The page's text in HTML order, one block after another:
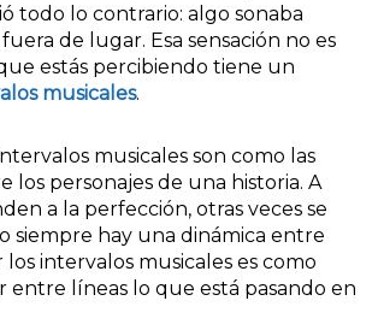
todo lo contrario: algo sonaba
de lugar. Esa sensación no es
estás percibiendo tiene un
musicales.
musicales son como las
los personajes de una historia. A
a la perfección, otras veces se
siempre hay una dinámica entre
intervalos musicales es como
entre líneas lo que está pasando en